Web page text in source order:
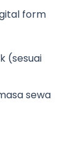
form
(sesuai
sewa